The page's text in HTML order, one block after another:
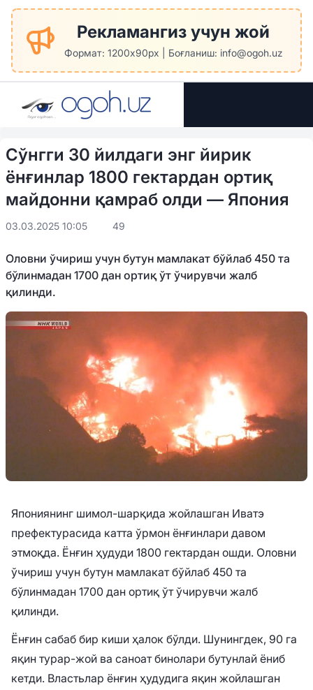
Рекламангиз учун жой
Формат: 1200x90px | Боғланиш: info@ogoh.uz
Сўнгги 30 йилдаги энг йирик
ёнғинлар 1800 гектардан ортиқ
майдонни қамраб олди — Япония
03.03.2025 10:05 49
Оловни ўчириш учун бутун мамлакат бўйлаб 450 та
бўлинмадан 1700 дан ортиқ ўт ўчирувчи жалб
қилинди.
Япониянинг шимол-шарқида жойлашган Иватэ
префектурасида катта ўрмон ёнғинлари давом
этмоқда. Ёнғин ҳудуди 1800 гектардан ошди. Оловни
ўчириш учун бутун мамлакат бўйлаб 450 та
бўлинмадан 1700 дан ортиқ ўт ўчирувчи жалб
қилинди.
Ёнғин сабаб бир киши ҳалок бўлди. Шунингдек, 90 га
яқин турар-жой ва саноат бинолари бутунлай ёниб
кетди. Властьлар ёнғин ҳудудига яқин жойлашган